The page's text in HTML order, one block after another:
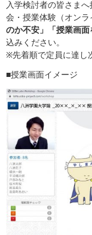
入学検討者の皆さま
会・授業体験（オンラ
のか不安」「 授業画面
込みくださ い。
※先着順で定員に達し
■授業画面イメージ